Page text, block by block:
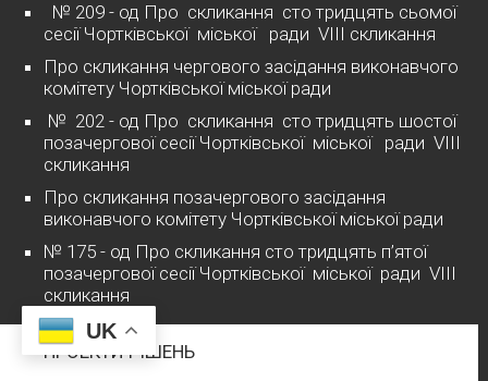
№ 209 - од Про скликання сто тридцять сьомої
сесії Чортківської міської ради VІІІ скликання
Про скликання чергового засідання виконавчого
комітету Чортківської міської ради
№ 202 - од Про скликання сто тридцять шостої
позачергової сесії Чортківської міської ради VІІІ
скликання
Про скликання позачергового засідання
виконавчого комітету Чортківської міської ради
№ 175 - од Про скликання сто тридцять п’ятої
позачергової сесії Чортківської міської ради VІІІ
скликання
ПРОЕКТИ РІШЕНЬ
UK